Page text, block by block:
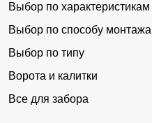
Выбор по характеристикам
Выбор по способу монтажа
Выбор по типу
Ворота и калитки
Все для забора